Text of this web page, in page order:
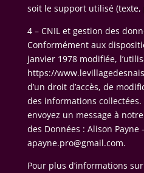
soit le support utilisé
4 – CNIL et gestion des
Conformément aux
janvier 1978 modifiée,
https://
d’un droit d’accès, de
des informations
envoyez un message à
des Données : Alison Payne
apayne.pro@gmail.com.
Pour plus d’informations